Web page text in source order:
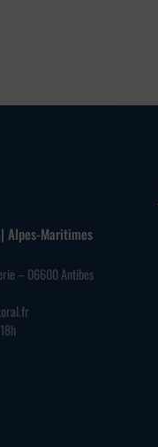
Alpes-Maritimes
– 06600 Antibes